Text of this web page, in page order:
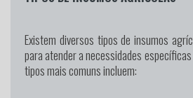
Existem diversos tipos de insumos
para atender a necessidades
tipos mais comuns incluem: